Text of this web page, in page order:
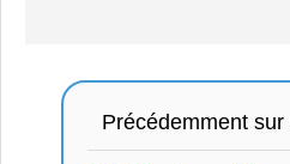
Précédemment sur